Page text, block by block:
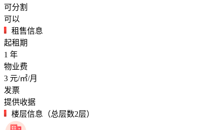
可分割
可以
租售信息
起租期
1 年
物业费
3 元/㎡/月
发票
提供收据
楼层信息（总层数2层）